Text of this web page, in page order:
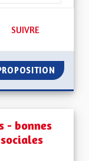
61 ABONNÉS
SUIVRE
- bonnes